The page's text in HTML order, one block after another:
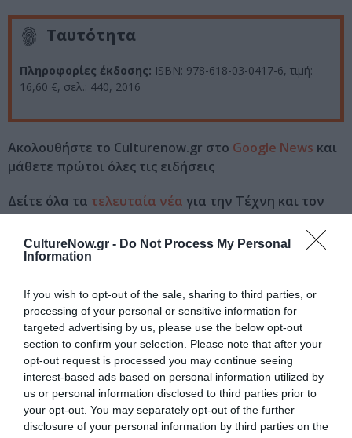
CultureNow.gr - Do Not Process My Personal
Information
If you wish to opt-out of the sale, sharing to third parties, or
processing of your personal or sensitive information for
targeted advertising by us, please use the below opt-out
section to confirm your selection. Please note that after your
opt-out request is processed you may continue seeing
interest-based ads based on personal information utilized by
us or personal information disclosed to third parties prior to
your opt-out. You may separately opt-out of the further
disclosure of your personal information by third parties on the
Ταυτότητα
Πληροφορίες έκδοσης: ISBN: 978-618-03-0417-6, τιμή:
16,60 €, σελ.: 440, 2016
Ακολουθήστε το Culturenow.gr στο Google News και
μάθετε πρώτοι όλες τις ειδήσεις
Δείτε όλα τα τελευταία νέα για την Τέχνη και τον
Πολιτισμό στοCulturenow.gr
Νέοι Διαγωνισμοί
Tags
ΕΚΔΟΣΕΙΣ ΜΕΤΑΙΧΜΙΟ
Newsletter
Κάθε βδομάδα στο e-mail σας τα τελευταία νέα για
την Τέχνη και τον Πολιτισμό!